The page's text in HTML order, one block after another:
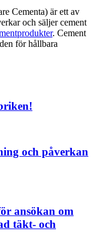
Cementa) är ett av
och säljer cement
. Cement
för hållbara
och påverkan
ansökan om
täkt- och